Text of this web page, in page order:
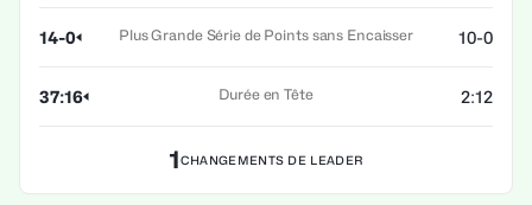
14-0 Plus Grande Série de Points sans Encaisser 10-0
37:16 Durée en Tête 2:12
1CHANGEMENTS DE LEADER